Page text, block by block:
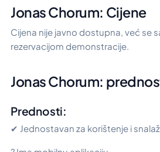
Jonas Chorum: Cijene
Cijena nije javno dostupna, već se
rezervacijom demonstracije.
Jonas Chorum:
Prednosti:
✔ Jednostavan za korištenje i